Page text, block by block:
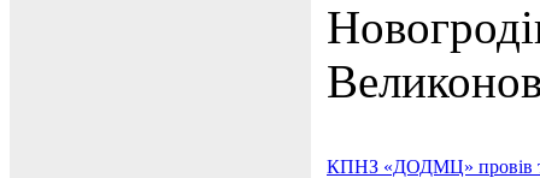
КПНЗ «ДОДМЦ» провів